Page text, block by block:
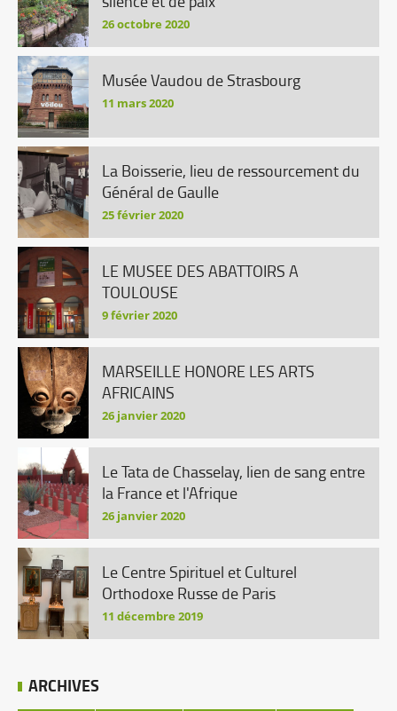
26 octobre 2020
Musée Vaudou de Strasbourg
11 mars 2020
La Boisserie, lieu de ressourcement du
Général de Gaulle
25 février 2020
LE MUSEE DES ABATTOIRS A
TOULOUSE
9 février 2020
MARSEILLE HONORE LES ARTS
AFRICAINS
26 janvier 2020
Le Tata de Chasselay, lien de sang entre
la France et l'Afrique
26 janvier 2020
Le Centre Spirituel et Culturel
Orthodoxe Russe de Paris
11 décembre 2019
ARCHIVES